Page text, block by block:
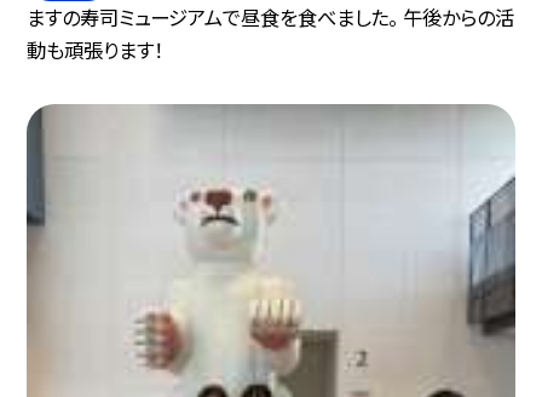
ますの寿司ミュージアムで昼食を食べました。 午後からの活
動も頑張ります！